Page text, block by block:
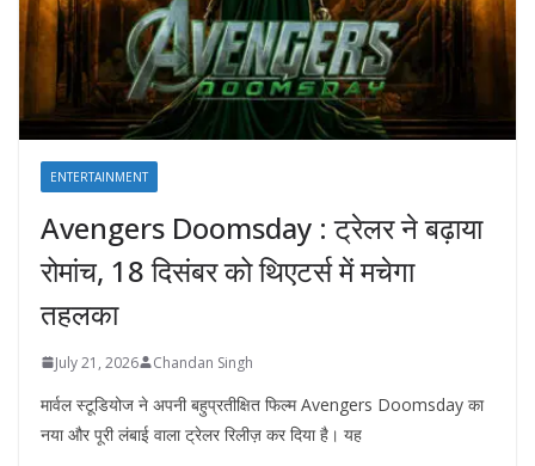
ENTERTAINMENT
Avengers Doomsday : ट्रेलर ने बढ़ाया
रोमांच, 18 दिसंबर को थिएटर्स में मचेगा
तहलका
July 21, 2026 Chandan Singh
मार्वल स्टूडियोज ने अपनी बहुप्रतीक्षित फिल्म Avengers Doomsday का
नया और पूरी लंबाई वाला ट्रेलर रिलीज़ कर दिया है। यह